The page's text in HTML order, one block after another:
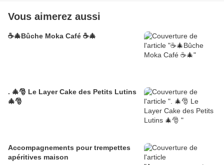
Vous aimerez aussi
☕🎄Bûche Moka Café ☕🎄
. 🎄🎅 Le Layer Cake des Petits Lutins
🎄🎅
Accompagnements pour trempettes
apéritives maison